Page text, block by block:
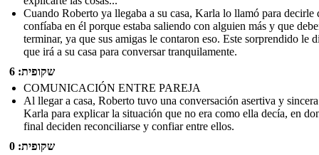
Cuando Roberto ya llegaba a su casa, Karla lo llamó para decirle
confíaba en él porque estaba saliendo con alguien más y que
terminar, ya que sus amigas le contaron eso. Este sorprendido le
que irá a su casa para conversar tranquilamente.
שקופית: 6
COMUNICACIÓN ENTRE PAREJA
Al llegar a casa, Roberto tuvo una conversación asertiva y
Karla para explicar la situación que no era como ella decía, en
final deciden reconciliarse y confiar entre ellos.
שקופית: 0